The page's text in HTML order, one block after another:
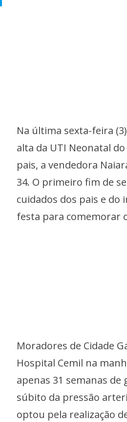
Na última sexta-feira
alta da UTI Neonatal
pais, a vendedora
34. O primeiro fim de
cuidados dos pais e
festa para comemorar
Moradores de Cidade
Hospital Cemil na
apenas 31 semanas
súbito da pressão
optou pela realização